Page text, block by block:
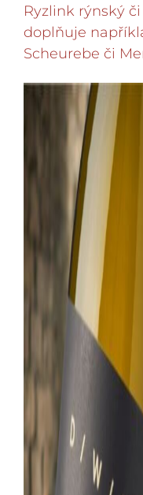
Ryzlink rýnský
doplňuje
Scheurebe či